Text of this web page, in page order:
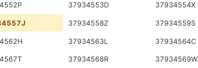
37934553D 37934554X
37934558Z 37934559S
37934563L 37934564C
37934568R 37934569W